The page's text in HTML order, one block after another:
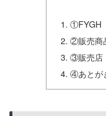
①FYGH
②販売商
③販売店
④あとが